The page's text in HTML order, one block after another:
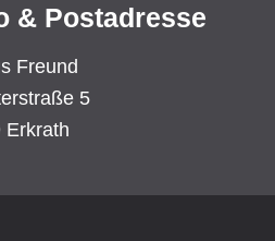
& Postadresse
Freund
5
Erkrath